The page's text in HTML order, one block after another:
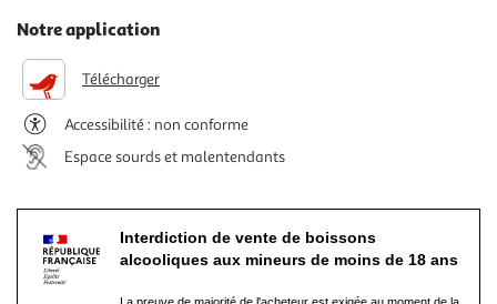
Notre application
Télécharger
Accessibilité : non conforme
Espace sourds et malentendants
Interdiction de vente de boissons
alcooliques aux mineurs de moins de 18 ans
La preuve de majorité de l'acheteur est exigée au moment de la